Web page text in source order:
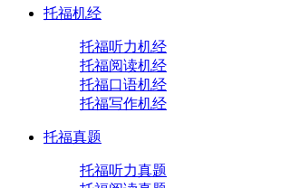
托福机经
托福听力机经
托福阅读机经
托福口语机经
托福写作机经
托福真题
托福听力真题